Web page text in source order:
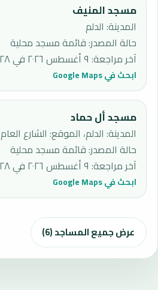
مسجد المنيف
المدينة: الدلم
حالة المصدر:قائمة مسجد محلية
آخر مراجعة: ٩ أغسطس ٢٠٢٦ في ١٢:٢٨ ص
ابحث في Google Maps
مسجد أل حماد
المدينة: الدلم، الموقع: الشارع العام
حالة المصدر:قائمة مسجد محلية
آخر مراجعة: ٩ أغسطس ٢٠٢٦ في ١٢:٢٨ ص
ابحث في Google Maps
عرض جميع المساجد (6)